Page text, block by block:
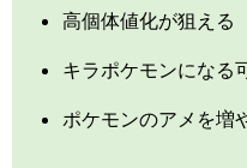
高個体値化が狙える
キラポケモンになる
ポケモンのアメを増